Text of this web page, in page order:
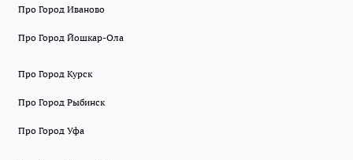
Про Город Иваново
Про Город Йошкар-Ола
Про Город Курск
Про Город Рыбинск
Про Город Уфа